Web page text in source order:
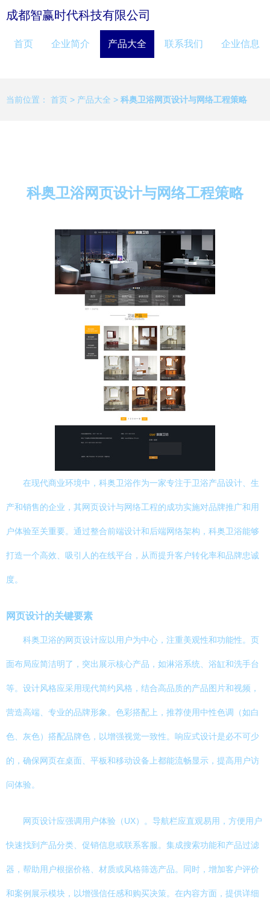
成都智赢时代科技有限公司
首页 企业简介 产品大全 联系我们 企业信息
当前位置： 首页 > 产品大全 > 科奥卫浴网页设计与网络工程策略
科奥卫浴网页设计与网络工程策略
在现代商业环境中，科奥卫浴作为一家专注于卫浴产品设计、生
产和销售的企业，其网页设计与网络工程的成功实施对品牌推广和用
户体验至关重要。通过整合前端设计和后端网络架构，科奥卫浴能够
打造一个高效、吸引人的在线平台，从而提升客户转化率和品牌忠诚
度。
网页设计的关键要素
科奥卫浴的网页设计应以用户为中心，注重美观性和功能性。页
面布局应简洁明了，突出展示核心产品，如淋浴系统、浴缸和洗手台
等。设计风格应采用现代简约风格，结合高品质的产品图片和视频，
营造高端、专业的品牌形象。色彩搭配上，推荐使用中性色调（如白
色、灰色）搭配品牌色，以增强视觉一致性。响应式设计是必不可少
的，确保网页在桌面、平板和移动设备上都能流畅显示，提高用户访
问体验。
网页设计应强调用户体验（UX）。导航栏应直观易用，方便用户
快速找到产品分类、促销信息或联系客服。集成搜索功能和产品过滤
器，帮助用户根据价格、材质或风格筛选产品。同时，增加客户评价
和案例展示模块，以增强信任感和购买决策。在内容方面，提供详细